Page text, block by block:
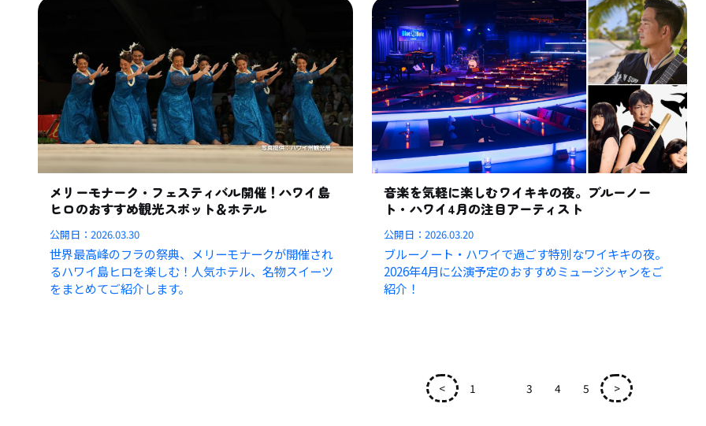
メリーモナーク・フェスティバル開催！ハワイ島
ヒロのおすすめ観光スポット＆ホテル
公開日：2026.03.30
世界最高峰のフラの祭典、メリーモナークが開催され
るハワイ島ヒロを楽しむ！人気ホテル、名物スイーツ
をまとめてご紹介します。
音楽を気軽に楽しむワイキキの夜。ブルーノー
ト・ハワイ4月の注目アーティスト
公開日：2026.03.20
ブルーノート・ハワイで過ごす特別なワイキキの夜。
2026年4月に公演予定のおすすめミュージシャンをご
紹介！
< 1 3 4 5 >